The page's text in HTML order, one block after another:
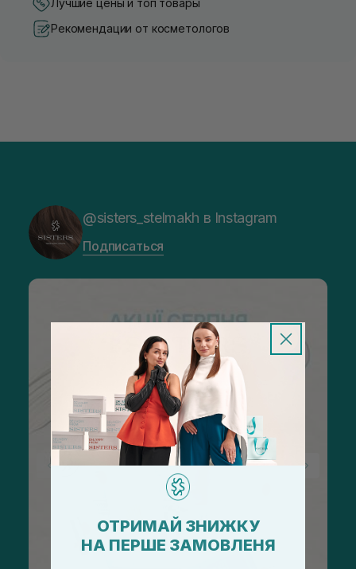
Лучшие цены и топ товары
Рекомендации от косметологов
@sisters_stelmakh в Instagram
Подписаться
ОТРИМАЙ ЗНИЖКУ
НА ПЕРШЕ ЗАМОВЛЕНЯ